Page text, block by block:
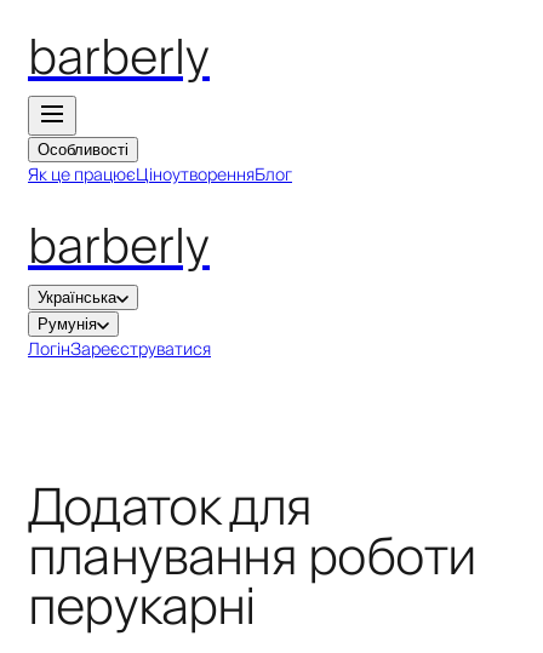
barberly
Особливості
Як це працюєЦіноутворенняБлог
barberly
Українська
Румунія
ЛогінЗареєструватися
Додаток для
планування роботи
перукарні